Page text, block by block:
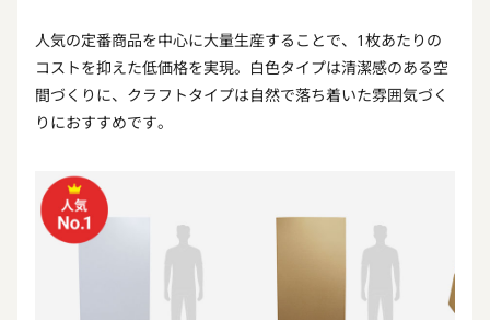
人気の定番商品を中心に大量生産することで、1枚あたりの
コストを抑えた低価格を実現。白色タイプは清潔感のある空
間づくりに、クラフトタイプは自然で落ち着いた雰囲気づく
りにおすすめです。